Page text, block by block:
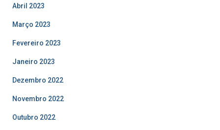
Abril 2023
Março 2023
Fevereiro 2023
Janeiro 2023
Dezembro 2022
Novembro 2022
Outubro 2022